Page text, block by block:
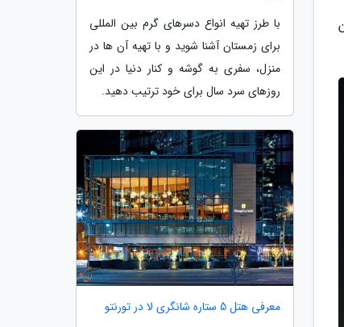
با طرز تهیه انواع دسرهای گرم بین المللی
برای زمستان آشنا شوید و با تهیه آن ها در
منزل، سفری به گوشه و کنار دنیا در این
روزهای سرد سال برای خود ترتیب دهید.
معرفی هتل 5 ستاره شانگری لا در تورنتو